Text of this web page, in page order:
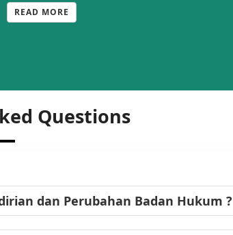
READ MORE
Questions
dan Perubahan Badan Hukum ?